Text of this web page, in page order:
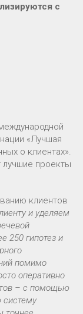
с
«Лучшая
о клиентах».
лучшие проекты
клиентов
и уделяем
250 гипотез и
помимо
оперативно
– с помощью
систему